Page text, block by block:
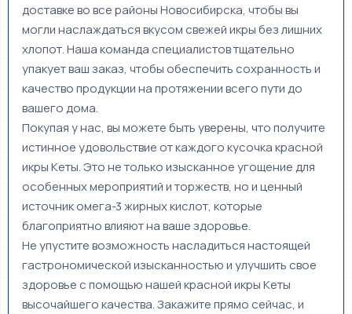
доставке во все районы Новосибирска, чтобы вы
могли наслаждаться вкусом свежей икры без лишних
хлопот. Наша команда специалистов тщательно
упакует ваш заказ, чтобы обеспечить сохранность и
качество продукции на протяжении всего пути до
вашего дома.
Покупая у нас, вы можете быть уверены, что получите
истинное удовольствие от каждого кусочка красной
икры Кеты. Это не только изысканное угощение для
особенных мероприятий и торжеств, но и ценный
источник омега-3 жирных кислот, которые
благоприятно влияют на ваше здоровье.
Не упустите возможность насладиться настоящей
гастрономической изысканностью и улучшить свое
здоровье с помощью нашей красной икры Кеты
высочайшего качества. Закажите прямо сейчас, и